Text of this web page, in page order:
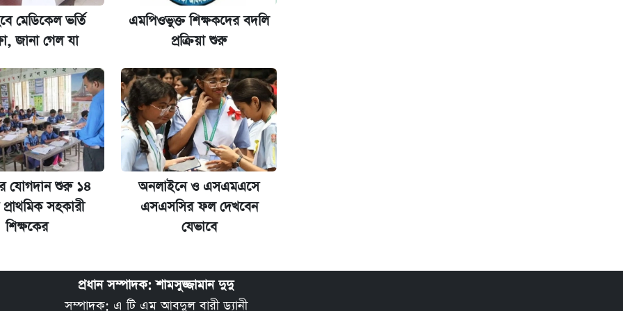
গেল
দাম ও ফিচার
মেডিকেল ভর্তি
জানা গেল যা
এমপিওভুক্ত শিক্ষকদের বদলি
প্রক্রিয়া শুরু
যোগদান শুরু ১৪
সহকারী
শিক্ষকের
অনলাইনে ও এসএমএসে
এসএসসির ফল দেখবেন
যেভাবে
প্রধান সম্পাদক: শামসুজ্জামান দুদু
সম্পাদক: এ টি এম আবদুল বারী ড্যানী